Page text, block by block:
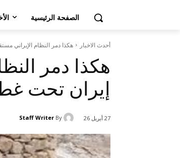
الصفحة الرئيسية
أحدث الاخبار هکذا دمر النظام الإيراني
هکذا دمر
إيران تحت
27 أبريل 26 By
Staff Writer